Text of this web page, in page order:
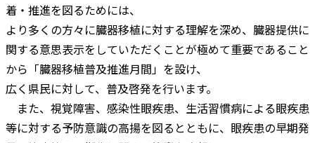
着・推進を図るためには、
より多くの方々に臓器移植に対する理解を深め、臓器提供に
関する意思表示をしていただくことが極めて重要であること
から「臓器移植普及推進月間」を設け、
広く県民に対して、普及啓発を行います。
また、視覚障害、感染性眼疾患、生活習慣病による眼疾患
等に対する予防意識の高揚を図るとともに、眼疾患の早期発